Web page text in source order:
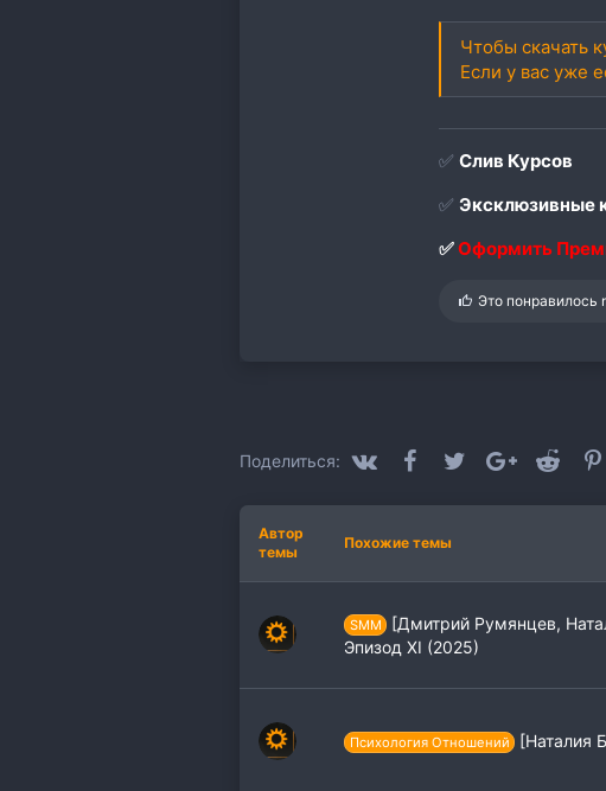
Чтобы скачать
Если у вас уже
✅ Слив Курсов
✅ Эксклюзивные
✅Оформить
С
Это понравилось
Поделиться: VK FacebookTwitterGoogle+Reddit
Автор
темы
Похожие темы
SMM
[Дмитрий Румянцев,
Эпизод XI (2025)
Психология Отношений [Наталия